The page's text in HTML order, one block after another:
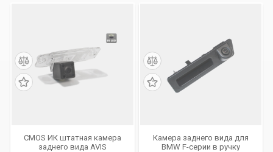
CMOS ИК штатная камера
заднего вида AVIS
Камера заднего вида для
BMW F-серии в ручку